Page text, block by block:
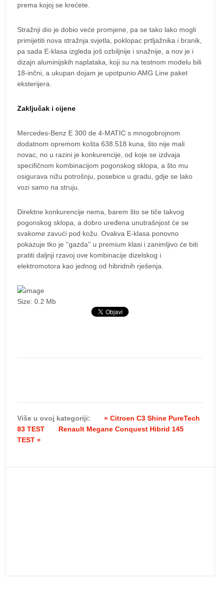
prema kojoj se krećete.
Stražnji dio je dobio veće promjene, pa se tako lako mogli
primijetiti nova stražnja svjetla, poklopac prtljažnika i branik,
pa sada E-klasa izgleda još ozbiljnije i snažnije, a nov je i
dizajn aluminijskih naplataka, koji su na testnom modelu bili
18-inčni, a ukupan dojam je upotpunio AMG Line paket
eksterijera.
Zaključak i cijene
Mercedes-Benz E 300 de 4-MATIC s mnogobrojnom
dodatnom opremom košta 638.518 kuna, što nije mali
novac, no u razini je konkurencije, od koje se izdvaja
specifičnom kombinacijom pogonskog sklopa, a što mu
osigurava nižu potrošnju, posebice u gradu, gdje se lako
vozi samo na struju.
Direktne konkurencije nema, barem što se tiče takvog
pogonskog sklopa, a dobro uređena unutrašnjost će se
svakome zavući pod kožu. Ovakva E-klasa ponovno
pokazuje tko je ''gazda'' u premium klasi i zanimljivo će biti
pratiti daljnji rzavoj ove kombinacije dizelskog i
elektromotora kao jednog od hibridnih rješenja.
Size: 0.2 Mb
Više u ovoj kategoriji:
« Citroen C3 Shine PureTech
83 TEST
Renault Megane Conquest Hibrid 145
TEST »